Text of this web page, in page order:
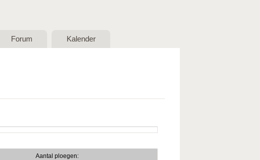
Forum Kalender
Aantal ploegen: